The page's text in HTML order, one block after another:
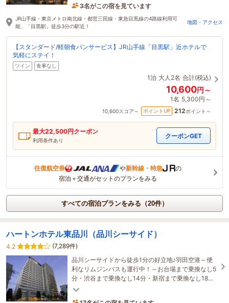
3名がこの宿を見ています
たった今予約されました
JR山手線・東京メトロ南北線・都営三田線・東急目黒線の4路線利用可
能、「目黒駅」徒歩3分の駅近！
地図・アクセス
【スタンダード/軽朝食パンサービス】JR山手線「目黒駅」近ホテルで
気軽にステイ！
ツイン 食事なし
1泊 大人2名 合計(税込)
10,600円～
1名 5,300円～
10,600スコア～ ポイントUP 212ポイント～
最大22,500円クーポン
利用条件あり
クーポンGET
往復航空券 や新幹線・特急
の
宿泊＋交通がセットのプランをみる
すべての宿泊プランをみる（20件）
ハートンホテル東品川（品川シーサイド）
4.2
(7,289件)
品川シーサイドから徒歩1分の好立地♪羽田空港～便
利なリムジンバスも運行中！～お台場まで乗換なし5
分・渋谷まで乗換なし14分・新宿まで乗換なし18
分・舞浜まで約22分～